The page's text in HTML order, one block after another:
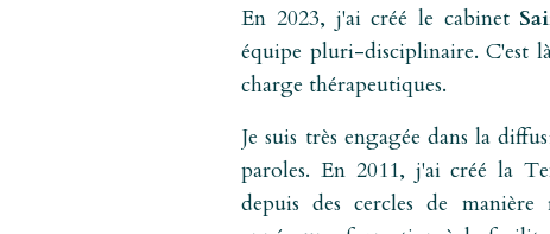
En 2023, j'ai créé le cabinet
équipe pluri-disciplinaire. C'est
charge thérapeutiques.
Je suis très engagée dans la
paroles. En 2011, j'ai créé la
depuis des cercles de manière